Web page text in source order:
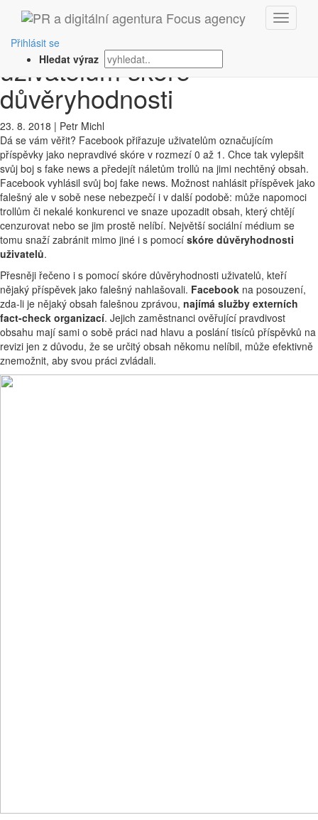
Přihlásit se
Hledat výraz
‹ Zpět
Facebook přiřazuje
uživatelům skóre
důvěryhodnosti
23. 8. 2018 | Petr Michl
Dá se vám věřit? Facebook přiřazuje uživatelům označujícím
příspěvky jako nepravdivé skóre v rozmezí 0 až 1. Chce tak vylepšit
svůj boj s fake news a předejít náletům trollů na jimi nechtěný obsah.
Facebook vyhlásil svůj boj fake news. Možnost nahlásit příspěvek jako
falešný ale v sobě nese nebezpečí i v další podobě: může napomoci
trollům či nekalé konkurenci ve snaze upozadit obsah, který chtějí
cenzurovat nebo se jim prostě nelíbí. Největší sociální médium se
tomu snaží zabránit mimo jiné i s pomocí skóre důvěryhodnosti
uživatelů.
Přesněji řečeno i s pomocí skóre důvěryhodnosti uživatelů, kteří
nějaký příspěvek jako falešný nahlašovali. Facebook na posouzení,
zda-li je nějaký obsah falešnou zprávou, najímá služby externích
fact-check organizací. Jejich zaměstnanci ověřující pravdivost
obsahu mají sami o sobě práci nad hlavu a poslání tisíců příspěvků na
revizi jen z důvodu, že se určitý obsah někomu nelíbil, může efektivně
znemožnit, aby svou práci zvládali.